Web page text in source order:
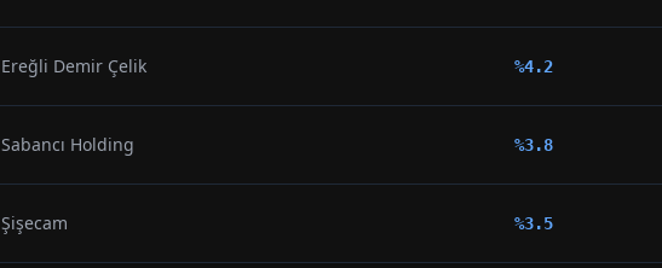
Ereğli Demir Çelik %4.2
Sabancı Holding %3.8
Şişecam %3.5